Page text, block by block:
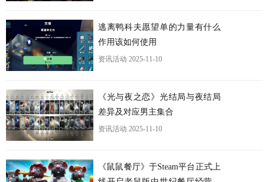
逃离鸭科夫愿望单的力量有什么
作用该如何使用
资讯活动 2025-11-10
《光与夜之恋》光结局与夜结局
差异及对应男主集合
资讯活动 2025-11-10
《鼠鼠餐厅》于Steam平台正式上